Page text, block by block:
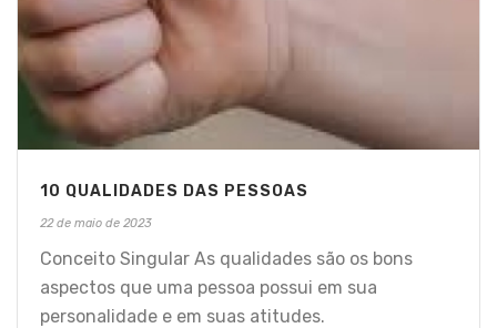
10 QUALIDADES DAS PESSOAS
22 de maio de 2023
Conceito Singular As qualidades são os bons
aspectos que uma pessoa possui em sua
personalidade e em suas atitudes.